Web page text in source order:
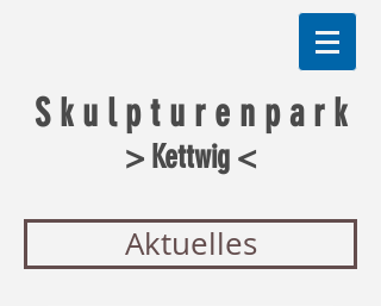
S k u l p t u r e n p a r k
> Kettwig <
Aktuelles